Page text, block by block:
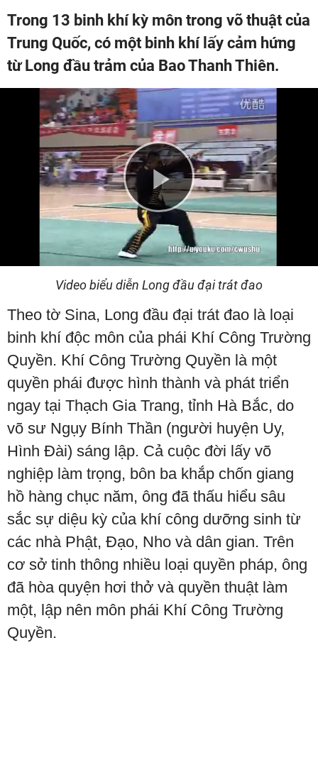
Trong 13 binh khí kỳ môn trong võ thuật của
Trung Quốc, có một binh khí lấy cảm hứng
từ Long đầu trảm của Bao Thanh Thiên.
Play
Video
Video biểu diễn Long đầu đại trát đao
Theo tờ Sina, Long đầu đại trát đao là loại
binh khí độc môn của phái Khí Công Trường
Quyền. Khí Công Trường Quyền là một
quyền phái được hình thành và phát triển
ngay tại Thạch Gia Trang, tỉnh Hà Bắc, do
võ sư Ngụy Bính Thần (người huyện Uy,
Hình Đài) sáng lập. Cả cuộc đời lấy võ
nghiệp làm trọng, bôn ba khắp chốn giang
hồ hàng chục năm, ông đã thấu hiểu sâu
sắc sự diệu kỳ của khí công dưỡng sinh từ
các nhà Phật, Đạo, Nho và dân gian. Trên
cơ sở tinh thông nhiều loại quyền pháp, ông
đã hòa quyện hơi thở và quyền thuật làm
một, lập nên môn phái Khí Công Trường
Quyền.